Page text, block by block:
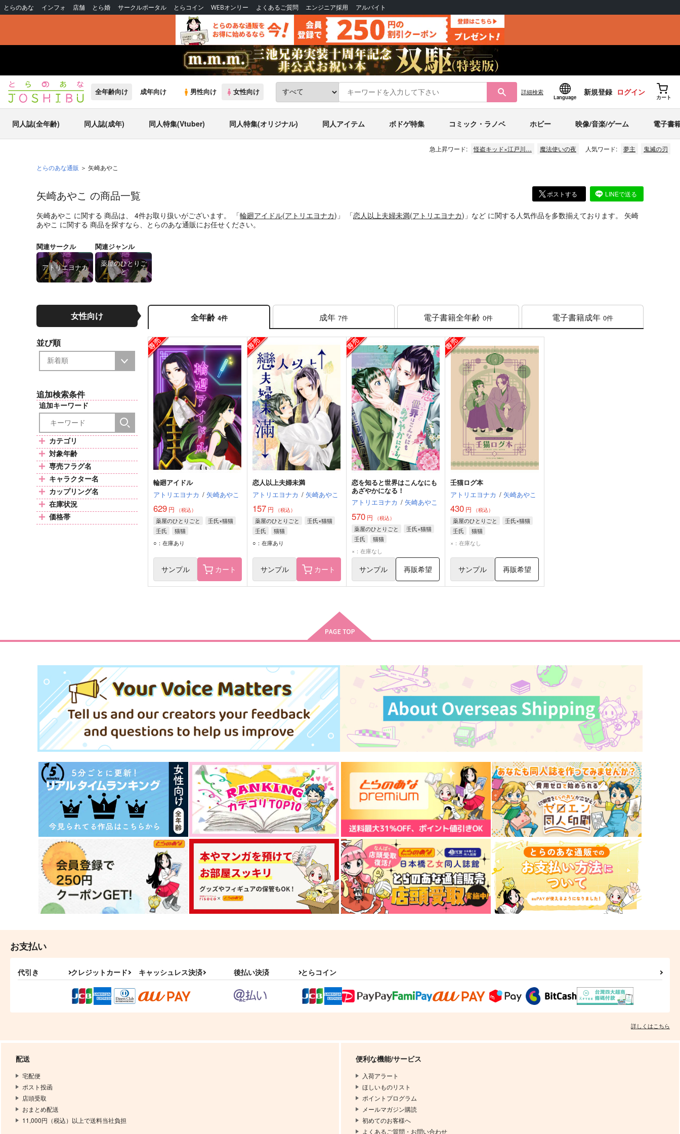
とらのあな インフォ 店舗 とら婚 サークルポータル とらコイン WEBオンリー よくあるご質問 エンジニア採用 アルバイト
全年齢向け 成年向け 男性向け 女性向け 詳細検索
Language
新規登録 ログイン
カート
同人誌(全年齢) 同人誌(成年) 同人特集(Vtuber) 同人特集(オリジナル) 同人アイテム ボドゲ特集 コミック・ラノベ ホビー 映像/音楽/ゲーム 電子書
急上昇ワード: 怪盗キッド×江戸川… 魔法使いの夜 人気ワード: 夢主 鬼滅の刃
とらのあな通販 矢崎あやこ
ポストする LINEで送る
矢崎あやこ の商品一覧
矢崎あやこ に関する 商品は、 4件お取り扱いがございます。 「輪廻アイドル(アトリエヨナカ)」 「恋人以上夫婦未満(アトリエヨナカ)」 など に関する人気作品を多数揃えております。 矢崎
あやこ に関する 商品を探すなら、とらのあな通販にお任せください。
関連サークル
アトリエヨナカ
関連ジャンル
薬屋のひとりご
と
女性向け
並び順
追加検索条件
追加キーワード
カテゴリ
対象年齢
専売フラグ名
キャラクター名
カップリング名
在庫状況
価格帯
全年齢 4件 成年 7件 電子書籍全年齢 0件 電子書籍成年 0件
輪廻アイドル
アトリエヨナカ / 矢崎あやこ
629 円 （税込）
薬屋のひとりごと
壬氏×猫猫
壬氏
猫猫
○：在庫あり
サンプル カート
恋人以上夫婦未満
アトリエヨナカ / 矢崎あやこ
157円 （税込）
薬屋のひとりごと
壬氏×猫猫
壬氏
猫猫
○：在庫あり
サンプル カート
恋を知ると世界はこんなにも
あざやかになる！
アトリエヨナカ / 矢崎あやこ
570円 （税込）
薬屋のひとりごと
壬氏×猫猫
壬氏
猫猫
×：在庫なし
サンプル 再販希望
壬猫ログ本
アトリエヨナカ / 矢崎あやこ
430 円 （税込）
薬屋のひとりごと
壬氏×猫猫
壬氏
猫猫
×：在庫なし
サンプル 再販希望
お支払い
代引き クレジットカード キャッシュレス決済 後払い決済 とらコイン
詳しくはこちら
配送
宅配便
ポスト投函
店頭受取
おまとめ配送
11,000円（税込）以上で送料当社負担
便利な機能/サービス
入荷アラート
ほしいものリスト
ポイントプログラム
メールマガジン購読
初めてのお客様へ
よくあるご質問・お問い合わせ